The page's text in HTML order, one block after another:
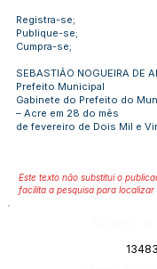
Registra-se;
Publique-se;
Cumpra-se;
SEBASTIÃO NOGUEIRA DE
Prefeito Municipal
Gabinete do Prefeito do
– Acre em 28 do mês
de fevereiro de Dois Mil e
Este texto não substitui o
facilita a pesquisa para
13483